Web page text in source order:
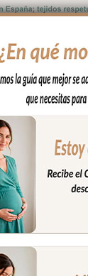
para todos
en brazos…
capucha,
cremallera
al tono en todo
bebé y muy
no abrasivos y